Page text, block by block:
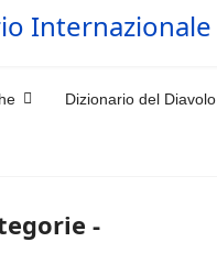
Dizionario del Diavolo
-